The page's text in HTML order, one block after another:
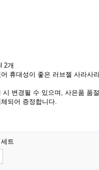
2개
휴대성이 좋은 러브젤 사라사
시 변경될 수 있으며, 사은품 품
되어 증정합니다.
트